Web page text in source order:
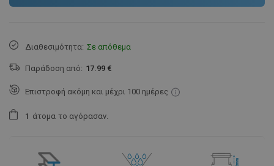
Διαθεσιμότητα: Σε απόθεμα
Παράδοση από: 17.99 €
Επιστροφή ακόμη και μέχρι 100 ημέρες
1 άτομα το αγόρασαν.